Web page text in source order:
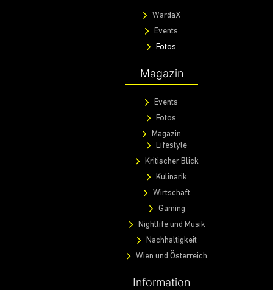
WardaX
Events
Fotos
Magazin
Events
Fotos
Magazin
Lifestyle
Kritischer Blick
Kulinarik
Wirtschaft
Gaming
Nightlife und Musik
Nachhaltigkeit
Wien und Österreich
Information